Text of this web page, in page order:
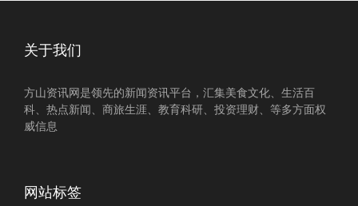
关于我们
方山资讯网是领先的新闻资讯平台，汇集美食文化、生活百
科、热点新闻、商旅生涯、教育科研、投资理财、等多方面权
威信息
网站标签